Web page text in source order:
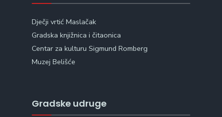
Dječji vrtić Maslačak
Gradska knjižnica i čitaonica
Centar za kulturu Sigmund Romberg
Muzej Belišće
Gradske udruge